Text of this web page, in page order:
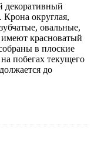
округлая,
овальные,
имеют красноватый
в плоские
побегах текущего
до